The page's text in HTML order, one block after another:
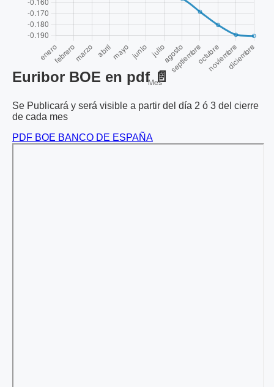
Euribor BOE en pdf 📄
Se Publicará y será visible a partir del día 2 ó 3 del cierre
de cada mes
PDF BOE BANCO DE ESPAÑA